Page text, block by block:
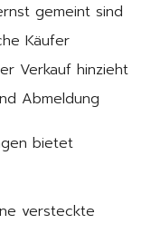
gemeint sind
Käufer
Verkauf hinzieht
Abmeldung
bietet
versteckte